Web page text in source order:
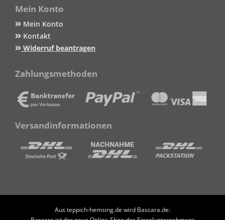
Mein Konto
Mein Konto
Kontakt
Widerruf beantragen
Zahlungsmethoden
Versandinformationen
Aus teppich-hemsing.de wird Bascara.de: